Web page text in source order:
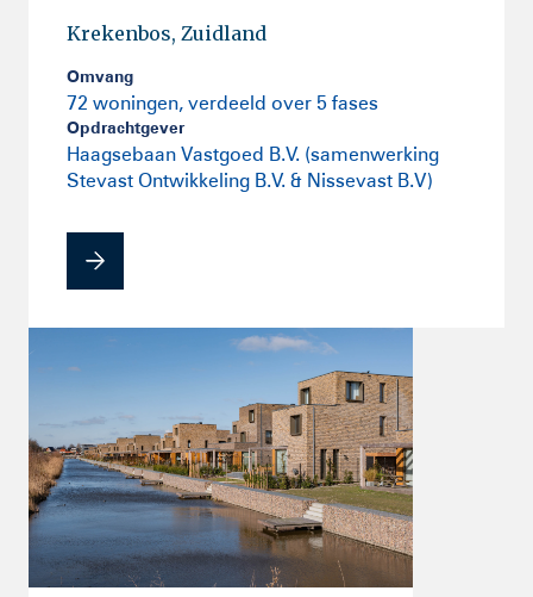
Krekenbos, Zuidland
Omvang
72 woningen, verdeeld over 5 fases
Opdrachtgever
Haagsebaan Vastgoed B.V. (samenwerking
Stevast Ontwikkeling B.V. & Nissevast B.V)